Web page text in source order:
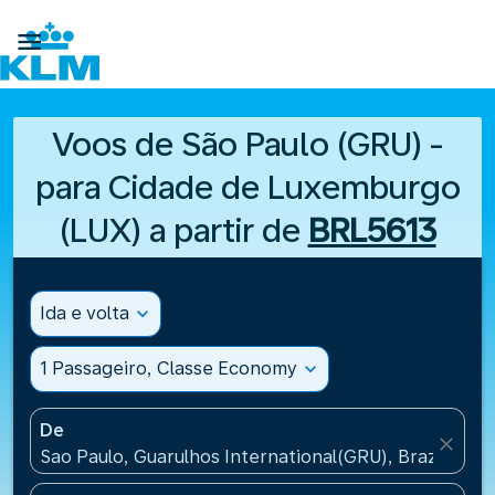

Voos de São Paulo (GRU) -
para Cidade de Luxemburgo
(LUX) a partir de BRL5613
Ida e volta expand_more
1 Passageiro, Classe Economy expand_more
De
Sao Paulo, Guarulhos International(GRU), Brazil
close